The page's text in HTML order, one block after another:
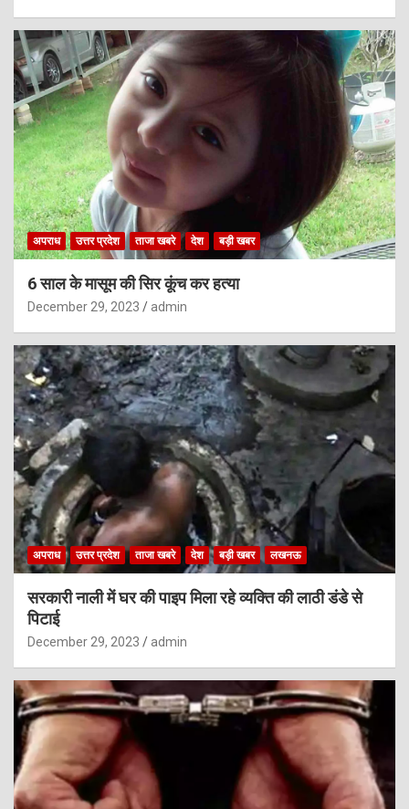
अपराध उत्तर प्रदेश ताजा खबरे देश बड़ी खबर
6 साल के मासूम की सिर कूंच कर हत्या
December 29, 2023 admin
अपराध उत्तर प्रदेश ताजा खबरे देश बड़ी खबर लखनऊ
सरकारी नाली में घर की पाइप मिला रहे व्यक्ति की लाठी डंडे से
पिटाई
December 29, 2023 admin